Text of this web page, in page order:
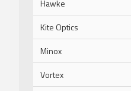
Hawke
Kite Optics
Minox
Vortex